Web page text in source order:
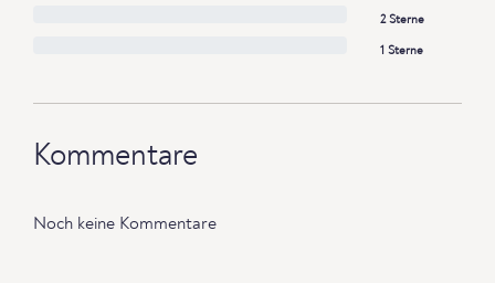
2 Sterne
1 Sterne
Kommentare
Noch keine Kommentare